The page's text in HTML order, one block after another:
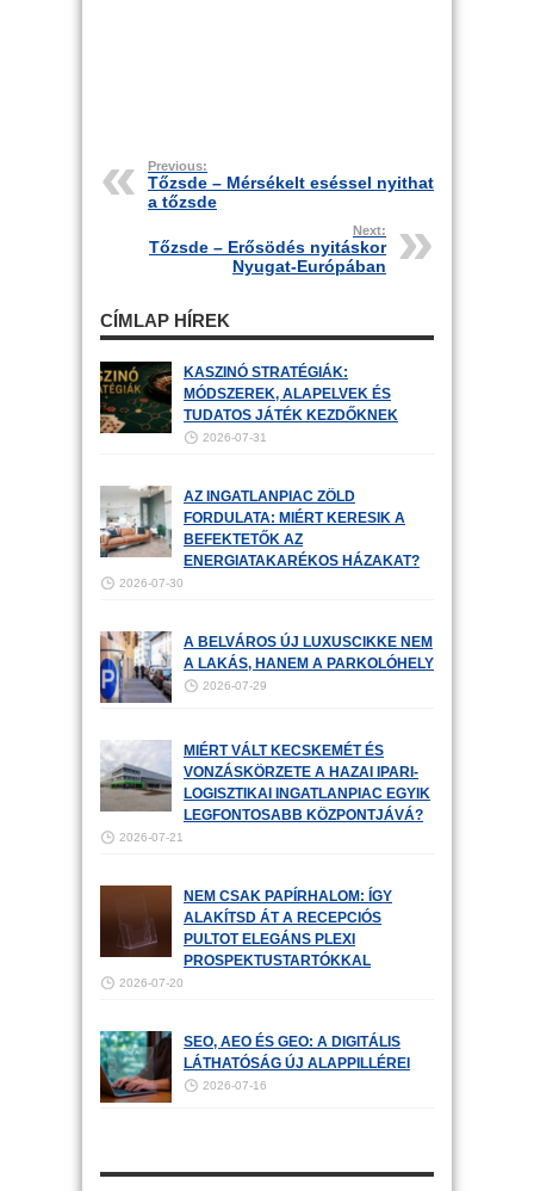
Previous:
Tőzsde – Mérsékelt eséssel nyithat
a tőzsde
Next:
Tőzsde – Erősödés nyitáskor
Nyugat-Európában
CÍMLAP HÍREK
KASZINÓ STRATÉGIÁK:
MÓDSZEREK, ALAPELVEK ÉS
TUDATOS JÁTÉK KEZDŐKNEK
2026-07-31
AZ INGATLANPIAC ZÖLD
FORDULATA: MIÉRT KERESIK A
BEFEKTETŐK AZ
ENERGIATAKARÉKOS HÁZAKAT?
2026-07-30
A BELVÁROS ÚJ LUXUSCIKKE NEM
A LAKÁS, HANEM A PARKOLÓHELY
2026-07-29
MIÉRT VÁLT KECSKEMÉT ÉS
VONZÁSKÖRZETE A HAZAI IPARI-
LOGISZTIKAI INGATLANPIAC EGYIK
LEGFONTOSABB KÖZPONTJÁVÁ?
2026-07-21
NEM CSAK PAPÍRHALOM: ÍGY
ALAKÍTSD ÁT A RECEPCIÓS
PULTOT ELEGÁNS PLEXI
PROSPEKTUSTARTÓKKAL
2026-07-20
SEO, AEO ÉS GEO: A DIGITÁLIS
LÁTHATÓSÁG ÚJ ALAPPILLÉREI
2026-07-16